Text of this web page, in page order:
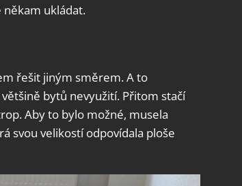
někam ukládat.
řešit jiným směrem. A to
bytů nevyužití. Přitom stačí
Aby to bylo možné, musela
svou velikostí odpovídala ploše